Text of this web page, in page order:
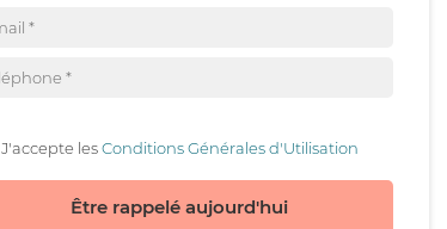
J'accepte lesConditions Générales d'Utilisation
Être rappelé aujourd'hui